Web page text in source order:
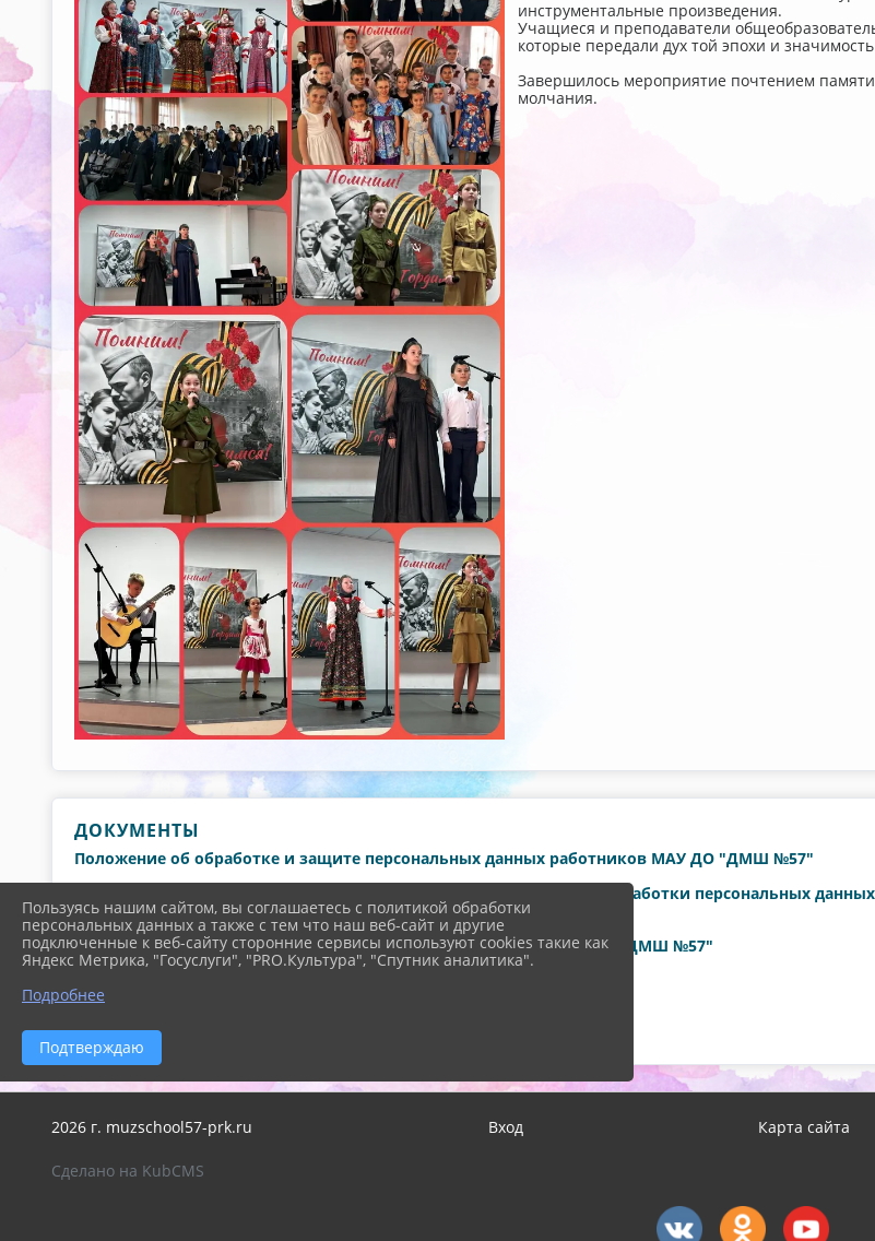
инструментальные произведения.
Учащиеся и преподаватели
которые передали дух той эпохи и
Завершилось мероприятие почтением
молчания.
ДОКУМЕНТЫ
Положение об обработке и защите персональных данных работников МАУ ДО "ДМШ №57"
Положение о внутреннем контроле и (или) аудите соответствия обработки персональных
обработки персональных данных
Подожение о защите персональных данных обучающихся МАУ ДО "ДМШ №57"
2026 г. muzschool57-prk.ru Вход Карта сайта
Сделано на KubCMS
Пользуясь нашим сайтом, вы соглашаетесь с политикой обработки
персональных данных а также с тем что наш веб-сайт и другие
подключенные к веб-сайту сторонние сервисы используют cookies такие как
Яндекс Метрика, "Госуслуги", "PRO.Культура", "Спутник аналитика".
Подробнее
Подтверждаю